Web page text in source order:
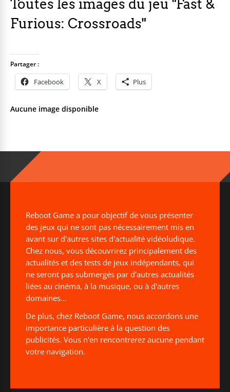
Toutes les images du jeu "Fast &
Furious: Crossroads"
Partager :
Facebook X Plus
Aucune image disponible
Reboot Game a pour objectif de vous présenter
des jeux qui ne sont pas nécessairement mis en
avant sur d'autres sites d'actualité vidéoludique.
Chez nous, vous découvrirez principalement des
actualités et des tests de jeux indépendants, qui
ne seront pas submergés par d'autres actualités
liées au cinéma, à la musique, ou à d'autres
domaines...
De plus, chez Reboot Game, nous accordons une
importance particulière à la question des
publicités. Vous n'en rencontrerez aucune pendant
votre navigation.